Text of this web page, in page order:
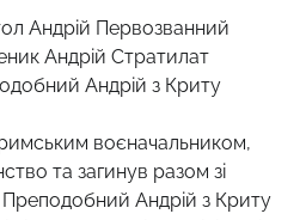
Андрій Первозванний
Андрій Стратилат
Андрій з Криту
воєначальником,
та загинув разом зі
Преподобний Андрій з Криту